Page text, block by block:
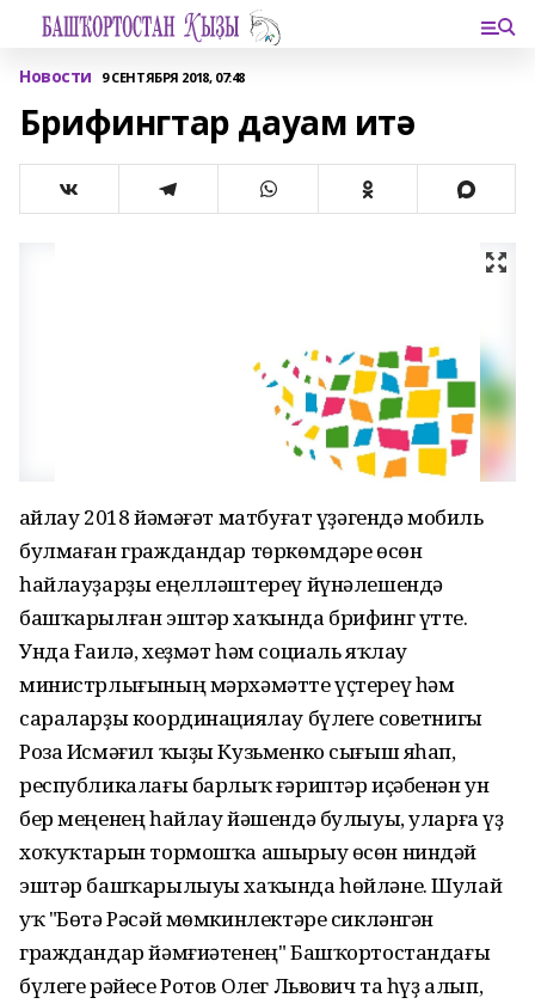
Новости 9 СЕНТЯБРЯ 2018, 07:48
Брифингтар дауам итә
Һайлау 2018 йәмәғәт матбуғат үҙәгендә мобиль
булмаған граждандар төркөмдәре өсөн
һайлауҙарҙы еңелләштереү йүнәлешендә
башҡарылған эштәр хаҡында брифинг үтте.
Унда Ғаилә, хеҙмәт һәм социаль яҡлау
министрлығының мәрхәмәтте үҫтереү һәм
сараларҙы координациялау бүлеге советнигы
Роза Исмәғил ҡыҙы Кузьменко сығыш яһап,
республикалағы барлыҡ ғәриптәр иҫәбенән ун
бер меңенең һайлау йәшендә булыуы, уларға үҙ
хоҡуҡтарын тормошҡа ашырыу өсөн ниндәй
эштәр башҡарылыуы хаҡында һөйләне. Шулай
уҡ "Бөтә Рәсәй мөмкинлектәре сикләнгән
граждандар йәмғиәтенең" Башҡортостандағы
бүлеге рәйесе Ротов Олег Львович та һүҙ алып,